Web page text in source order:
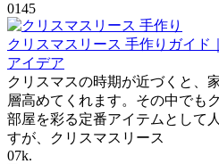
0145
クリスマスリース 手作りガイド
アイデア
クリスマスの時期が近づくと、
層高めてくれます。その中でも
部屋を彩る定番アイテムとして
すが、クリスマスリース
07k.